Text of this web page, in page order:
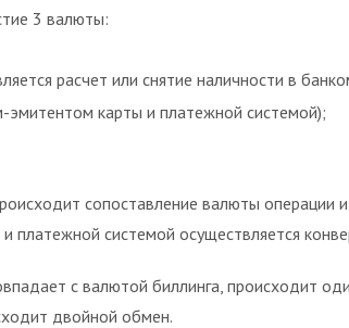
3 валюты:
расчет или снятие наличности в
карты и платежной системой);
сопоставление валюты операции и
платежной системой осуществляется
с валютой биллинга, происходит
двойной обмен.